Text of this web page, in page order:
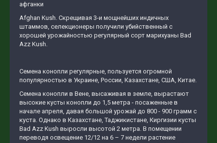
афганки
Afghan Kush. Скрещивая 3-и мощнейших индичных
штаммов, селекционеры получили убийственный с
хорошей урожайностью регулярный сорт марихуаны Bad
Azz Kush.
Семена конопли регулярные, пользуется огромной
популярностью в Украине, России, Казахстане, США, Китае.
Семена конопли в Вене, высаживая в земле, вырастают
высокие кусты конопли до 1,5 метра - посаженные в
начале апреля, давая большой урожай до 800 - 900 грамм с
куста. Однако в Казахстане, Таджикистане, Киргизии кусты
Bad Azz Kush выросли высотой 2 метра. В помещении
переводя освещение 12/12 на 6 – 7 недели растение